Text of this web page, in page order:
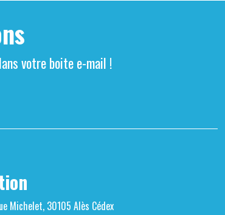
votre boite e-mail !
Michelet, 30105 Alès Cédex